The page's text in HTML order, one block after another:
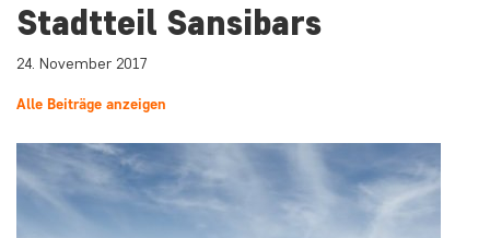
Stadtteil Sansibars
24. November 2017
Alle Beiträge anzeigen